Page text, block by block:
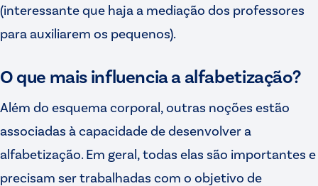
(interessante que haja a mediação dos professores
para auxiliarem os pequenos).
O que mais influencia a alfabetização?
Além do esquema corporal, outras noções estão
associadas à capacidade de desenvolver a
alfabetização. Em geral, todas elas são importantes e
precisam ser trabalhadas com o objetivo de